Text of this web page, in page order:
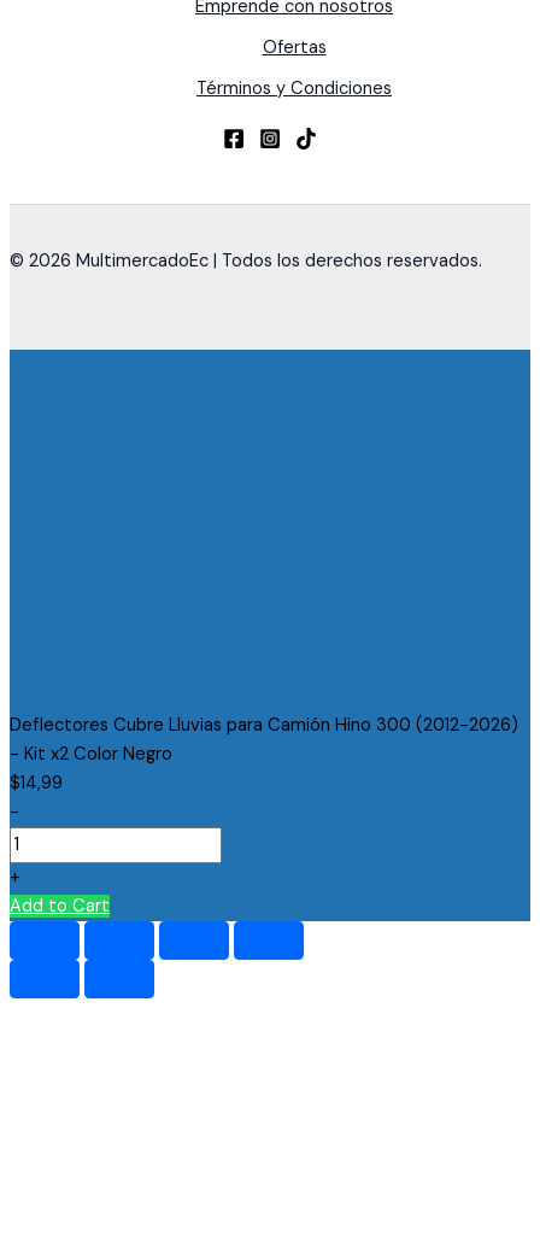
Emprende con nosotros
Ofertas
Términos y Condiciones
© 2026 MultimercadoEc | Todos los derechos reservados.
Deflectores Cubre Lluvias para Camión Hino 300 (2012-2026)
- Kit x2 Color Negro
$14,99
-
+
Add to Cart